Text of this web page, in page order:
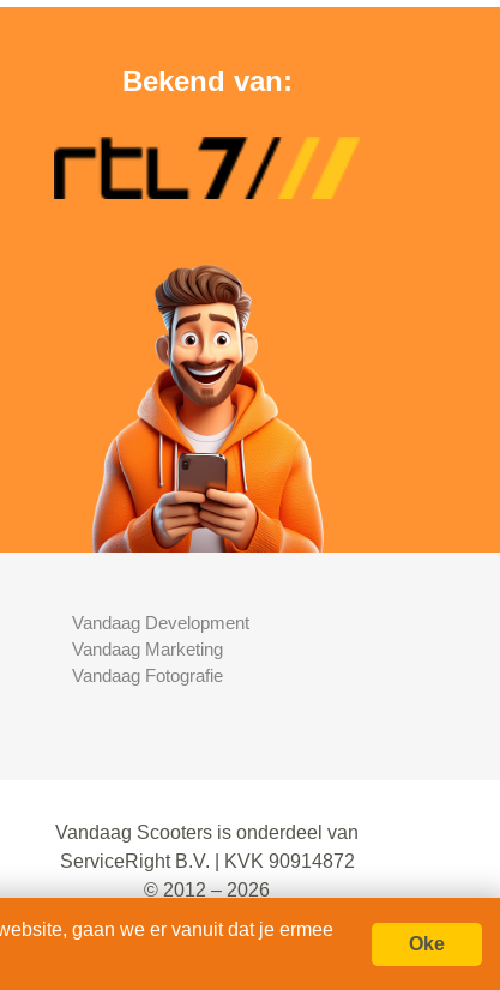
Bekend van:
Vandaag Development
Vandaag Marketing
Vandaag Fotografie
Vandaag Scooters is onderdeel van
ServiceRight B.V. | KVK 90914872
© 2012 – 2026
alle rechten voorbehouden.
gaan we er vanuit dat je ermee
Oke